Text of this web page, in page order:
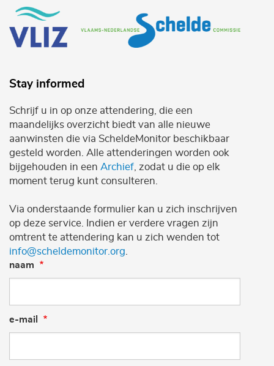
Stay informed
Schrijf u in op onze attendering, die een
maandelijks overzicht biedt van alle nieuwe
aanwinsten die via ScheldeMonitor beschikbaar
gesteld worden. Alle attenderingen worden ook
bijgehouden in een Archief , zodat u die op elk
moment terug kunt consulteren.
Via onderstaande formulier kan u zich inschrijven
op deze service. Indien er verdere vragen zijn
omtrent te attendering kan u zich wenden tot
info@scheldemonitor.org
naam
e-mail